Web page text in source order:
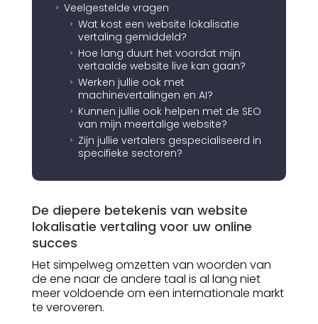
5 Veelgestelde vragen
5
Wat kost een website lokalisatie
vertaling gemiddeld?
5
Hoe lang duurt het voordat mijn
vertaalde website live kan gaan?
5
Werken jullie ook met
machinevertalingen en AI?
5
Kunnen jullie ook helpen met de SEO
van mijn meertalige website?
5
Zijn jullie vertalers gespecialiseerd in
specifieke sectoren?
De diepere betekenis van website
lokalisatie vertaling voor uw online
succes
Het simpelweg omzetten van woorden van
de ene naar de andere taal is al lang niet
meer voldoende om een internationale markt
te veroveren.